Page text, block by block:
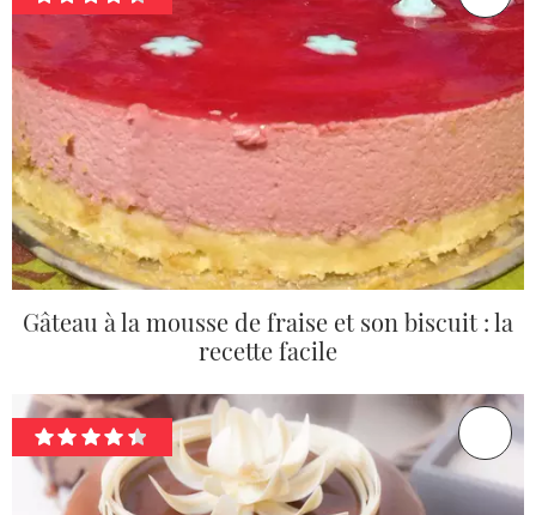
Gâteau à la mousse de fraise et son biscuit : la
recette facile